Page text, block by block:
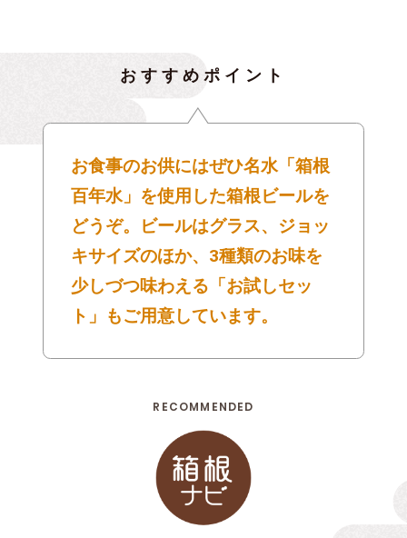
おすすめポイント
お食事のお供にはぜひ名水「箱根
百年水」を使用した箱根ビールを
どうぞ。ビールはグラス、ジョッ
キサイズのほか、3種類のお味を
少しづつ味わえる「お試しセッ
ト」もご用意しています。
RECOMMENDED